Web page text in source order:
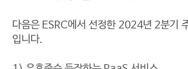
다음은 ESRC에서 선정한 2024년 2분기
입니다.